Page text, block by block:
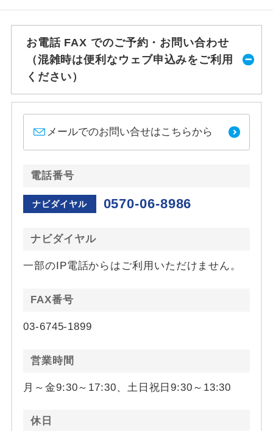
お電話 FAX でのご予約・お問い合わせ
（混雑時は便利なウェブ申込みをご利用
ください）
メールでのお問い合せはこちらから
電話番号
ナビダイヤル 0570-06-8986
ナビダイヤル
一部のIP電話からはご利用いただけません。
FAX番号
03-6745-1899
営業時間
月～金9:30～17:30、土日祝日9:30～13:30
休日